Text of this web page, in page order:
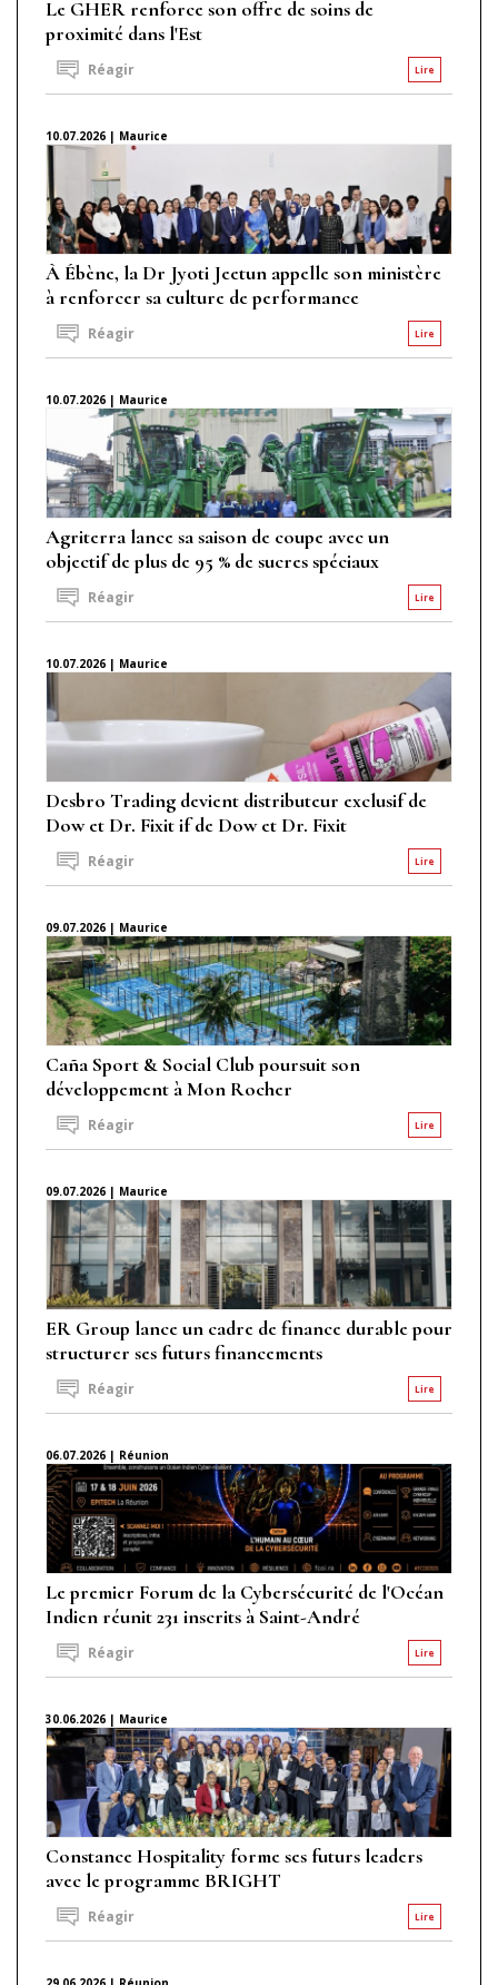
Le GHER renforce son offre de soins de
proximité dans l'Est
Lire
Réagir
10.07.2026 | Maurice
À Ébène, la Dr Jyoti Jeetun appelle son ministère
à renforcer sa culture de performance
Lire
Réagir
10.07.2026 | Maurice
Agriterra lance sa saison de coupe avec un
objectif de plus de 95 % de sucres spéciaux
Lire
Réagir
10.07.2026 | Maurice
Desbro Trading devient distributeur exclusif de
Dow et Dr. Fixit if de Dow et Dr. Fixit
Lire
Réagir
09.07.2026 | Maurice
Caña Sport & Social Club poursuit son
développement à Mon Rocher
Lire
Réagir
09.07.2026 | Maurice
ER Group lance un cadre de finance durable pour
structurer ses futurs financements
Lire
Réagir
06.07.2026 | Réunion
Le premier Forum de la Cybersécurité de l'Océan
Indien réunit 231 inscrits à Saint-André
Lire
Réagir
30.06.2026 | Maurice
Constance Hospitality forme ses futurs leaders
avec le programme BRIGHT
Lire
Réagir